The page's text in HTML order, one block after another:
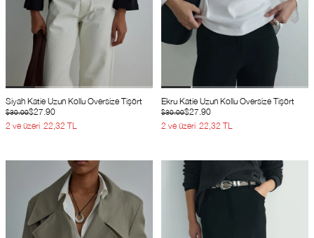
Siyah Katie Uzun Kollu Oversize Tişört
$27.90
$30.00
2 ve üzeri 22,32 TL
Ekru Katie Uzun Kollu Oversize Tişört
$27.90
$30.00
2 ve üzeri 22,32 TL